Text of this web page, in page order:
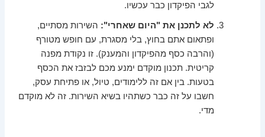
לגבי הפיקדון כבר עכשיו.
לא לתכנן את "היום שאחרי": השירות מסתיים,
ופתאום אתם בחוץ, בלי מסגרת, עם חופש מטורף
(והרבה כסף מהפיקדון והמענק). זו נקודת מפנה
קריטית. תכנון מוקדם ימנע מכם לבזבז את הכסף
בטעות. בין אם זה ללימודים, טיול, או פתיחת עסק,
חשבו על זה כבר כשתהיו בשיא השירות. זה לא מוקדם
מדי.